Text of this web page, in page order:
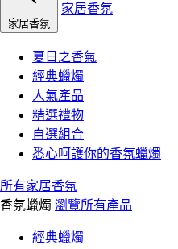
家居香氛
家居香氛
夏日之香氣
經典蠟燭
人氣產品
精選禮物
自選組合
悉心呵護你的香氛蠟燭
所有家居香氛
香氛蠟燭 瀏覽所有產品
經典蠟燭